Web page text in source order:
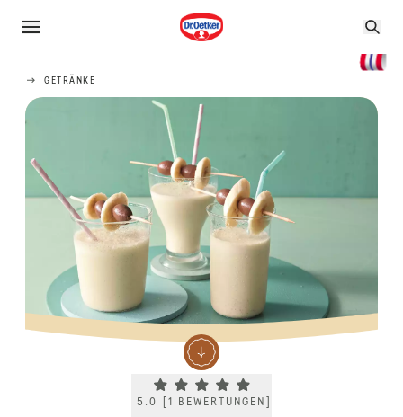
GETRÄNKE
Current rating 5.0. Click to rate.
5.0 1 BEWERTUNGEN